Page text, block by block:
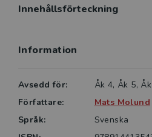
förklaringar hjälper eleverna
Innehållsförteckning
Information
Avsedd för:
Åk 4, Åk 5,
Författare:
Mats Molund
Språk:
Svenska